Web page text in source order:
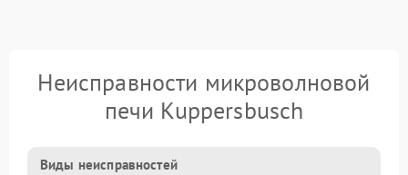
Неисправности микроволновой
печи Kuppersbusch
Виды неисправностей